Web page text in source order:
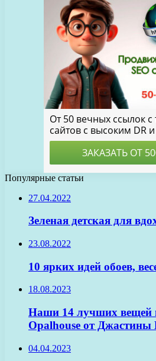
Популярные статьи
27.04.2022
Зеленая детская для
23.08.2022
10 ярких идей обоев,
18.08.2023
Наши 14 лучших вещей
Opalhouse от Джастины
04.04.2023